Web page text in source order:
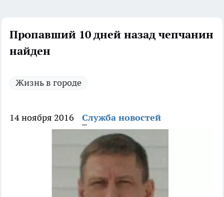
Пропавший 10 дней назад чепчанин
найден
Жизнь в городе
14 ноября 2016 Служба новостей